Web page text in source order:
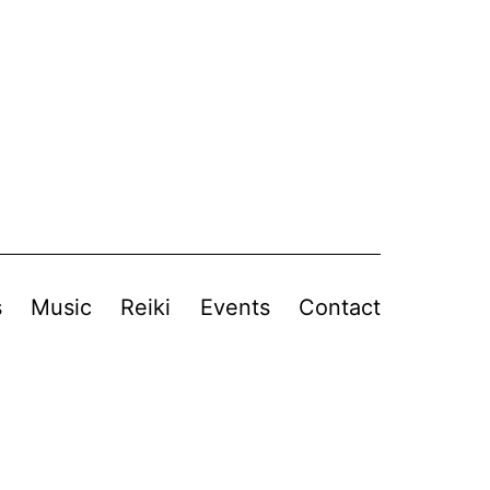
Music Reiki Events Contact